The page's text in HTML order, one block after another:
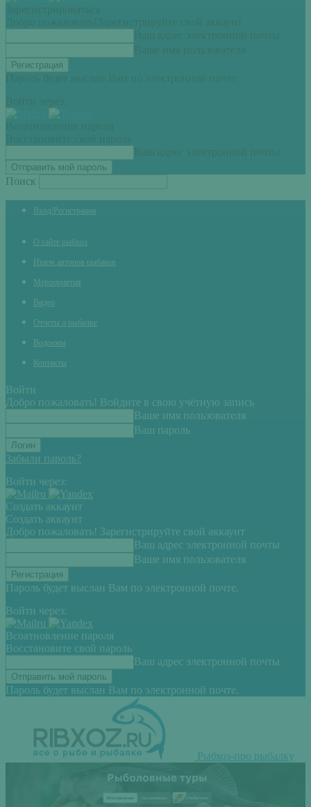
Зарегистрироваться
Добро пожаловать! Зарегистрируйте свой аккаунт
Ваш адрес электронной почты
Ваше имя пользователя
Пароль будет выслан Вам по электронной почте.
Войти через:
Всоатновление пароля
Восстановите свой пароль
Ваш адрес электронной почты
Поиск
Вход/Регистрация
О сайте рыбхоз
Ищем авторов рыбаков
Мероприятия
Видео
Отчеты о рыбалке
Водоемы
Контакты
Войти
Добро пожаловать! Войдите в свою учётную запись
Ваше имя пользователя
Ваш пароль
Забыли пароль?
Войти через:
Создать аккаунт
Создать аккаунт
Добро пожаловать! Зарегистрируйте свой аккаунт
Ваш адрес электронной почты
Ваше имя пользователя
Пароль будет выслан Вам по электронной почте.
Войти через:
Всоатновление пароля
Восстановите свой пароль
Ваш адрес электронной почты
Пароль будет выслан Вам по электронной почте.
Рыбхоз-про рыбалку